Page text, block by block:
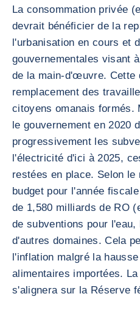
La consommation privée
devrait bénéficier de la
l'urbanisation en cours et
gouvernementales visant
de la main-d'œuvre. Cette
remplacement des
citoyens omanais formés.
le gouvernement en 2020
progressivement les
l'électricité d'ici à 2025,
restées en place. Selon
budget pour l'année
de 1,580 milliards de RO
de subventions pour
d'autres domaines. Cela
l'inflation malgré la
alimentaires importées.
s'alignera sur la Réserve